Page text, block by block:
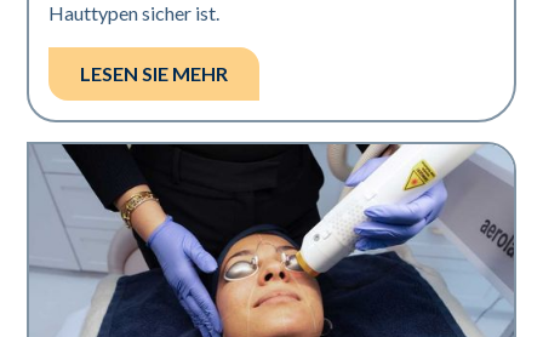
Hauttypen sicher ist.
LESEN SIE MEHR